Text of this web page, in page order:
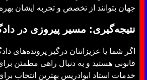
جهان بتوانند از تخصص و تجربه ایشان
نتیجه‌گیری: مسیر پیروزی در
اگر شما یا عزیزانتان درگیر پرونده‌های
قانونی هستید و به دنبال راهی مطمئن
خدمات استاد ابوادریس بهترین انتخاب